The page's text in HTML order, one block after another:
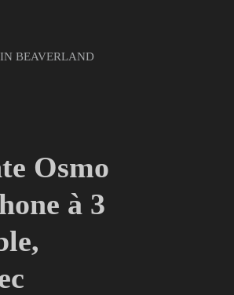
BEAVERLAND
Osmo
à 3